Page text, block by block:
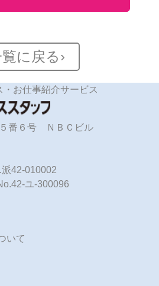
に戻る›
お仕事紹介サービス
番６号 ＮＢＣビル
42-010002
ユ-300096
いて